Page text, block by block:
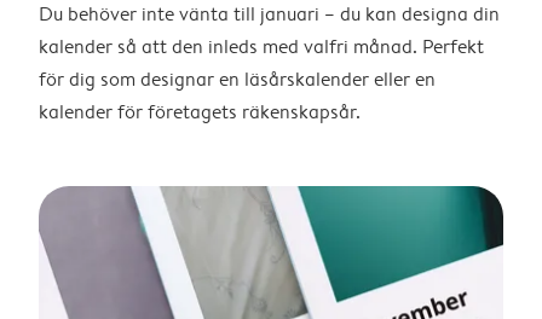
Du behöver inte vänta till januari – du kan designa din
kalender så att den inleds med valfri månad. Perfekt
för dig som designar en läsårskalender eller en
kalender för företagets räkenskapsår.